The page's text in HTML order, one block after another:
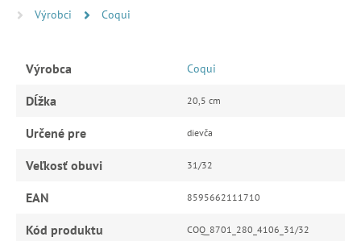
Výrobci
Coqui
Výrobca Coqui
Dĺžka 20,5 cm
Určené pre dievča
Veľkosť obuvi 31/32
EAN 8595662111710
Kód produktu COQ_8701_280_4106_31/32